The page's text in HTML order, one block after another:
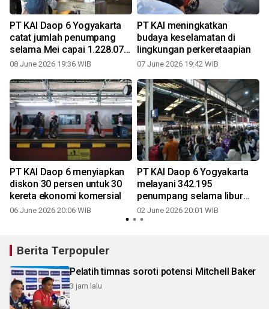
PT KAI Daop 6 Yogyakarta
catat jumlah penumpang
selama Mei capai 1.228.076
orang
08 June 2026 19:36 WIB
PT KAI meningkatkan
budaya keselamatan di
lingkungan perkeretaapian
07 June 2026 19:42 WIB
PT KAI Daop 6 menyiapkan
diskon 30 persen untuk 30
kereta ekonomi komersial
06 June 2026 20:06 WIB
PT KAI Daop 6 Yogyakarta
melayani 342.195
penumpang selama libur
panjang
02 June 2026 20:01 WIB
Berita Terpopuler
Pelatih timnas soroti potensi Mitchell Baker
3 jam lalu